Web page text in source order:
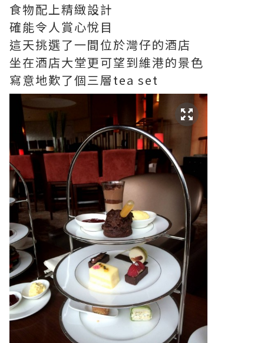
食物配上精緻設計
確能令人賞心悅目
這天挑選了一間位於灣仔的酒店
坐在酒店大堂更可望到維港的景色
寫意地歎了個三層tea set